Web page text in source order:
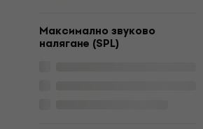
Максимално звуково
налягане (SPL)